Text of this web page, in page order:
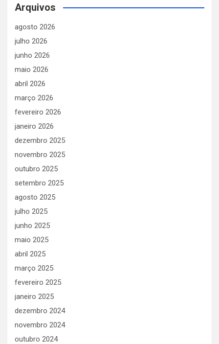
Arquivos
agosto 2026
julho 2026
junho 2026
maio 2026
abril 2026
março 2026
fevereiro 2026
janeiro 2026
dezembro 2025
novembro 2025
outubro 2025
setembro 2025
agosto 2025
julho 2025
junho 2025
maio 2025
abril 2025
março 2025
fevereiro 2025
janeiro 2025
dezembro 2024
novembro 2024
outubro 2024